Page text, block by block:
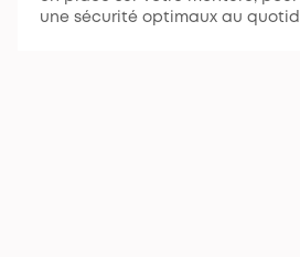
une sécurité optimaux au